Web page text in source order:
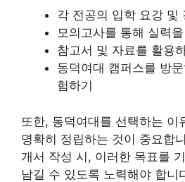
각 전공의 입학 요강 및
모의고사를 통해 실력
참고서 및 자료를 활용
동덕여대 캠퍼스를 방
험하기
또한, 동덕여대를 선택하는 이
명확히 정립하는 것이 중요합
개서 작성 시, 이러한 목표를
남길 수 있도록 노력해야 합니